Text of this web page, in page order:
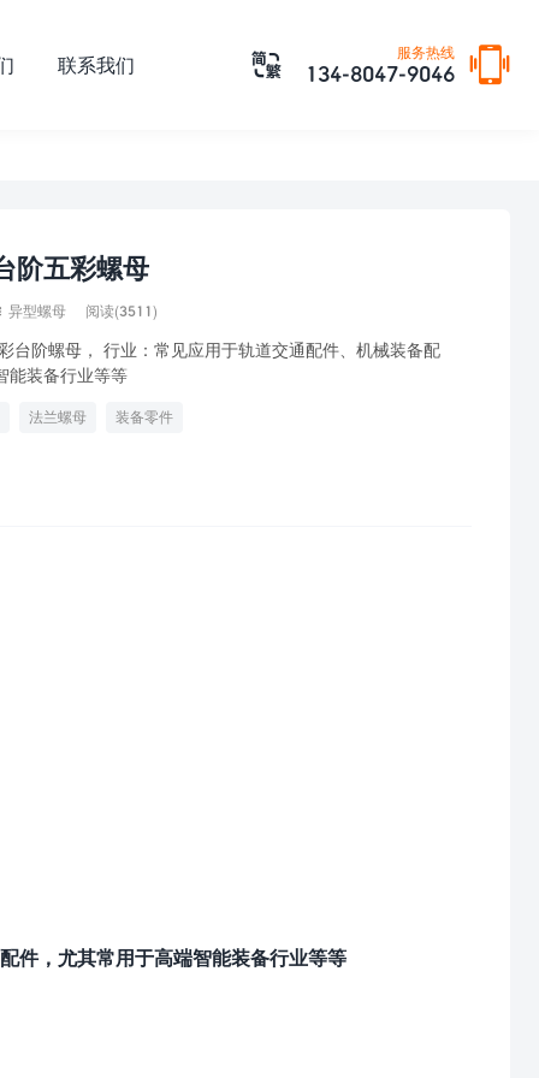
服务热线
134-8047-9046 

联系我们
阶五彩螺母
异型螺母 阅读(3511)
台阶螺母， 行业：常见应用于轨道交通配件、机械装备配
能装备行业等等
法兰螺母 装备零件
件，尤其常用于高端智能装备行业等等